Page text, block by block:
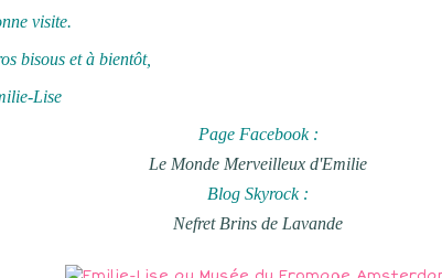
visite.
bisous et à bientôt,
Lise
Page Facebook :
Le Monde Merveilleux d'Emilie
Blog Skyrock :
Nefret Brins de Lavande